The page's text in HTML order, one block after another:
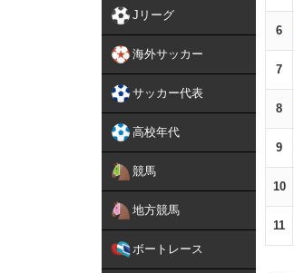
Jリーグ
海外サッカー
サッカー代表
高校年代
競馬
地方競馬
ボートレース
6
7
8
9
10
11